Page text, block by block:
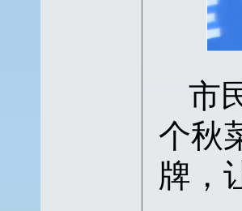
市
个秋
牌，